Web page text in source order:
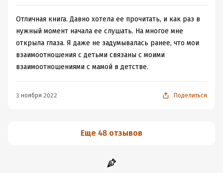
Отличная книга. Давно хотела ее прочитать, и как раз в
нужный момент начала ее слушать. На многое мне
открыла глаза. Я даже не задумывалась ранее, что мои
взаимоотношения с детьми связаны с моими
взаимоотношениями с мамой в детстве.
3 ноября 2022 Поделиться
Еще 48 отзывов